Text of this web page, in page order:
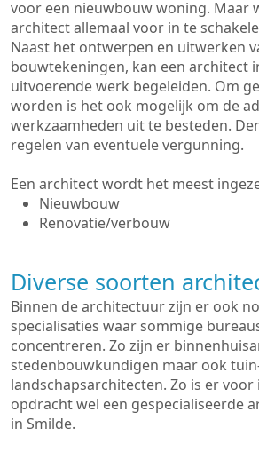
voor een nieuwbouw woning. Maar
architect allemaal voor in te
Naast het ontwerpen en uitwerken
bouwtekeningen, kan een architect
uitvoerende werk begeleiden. Om
worden is het ook mogelijk om de
werkzaamheden uit te besteden.
regelen van eventuele vergunning.
Een architect wordt het meest
Nieuwbouw
Renovatie/verbouw
Diverse soorten
Binnen de architectuur zijn er ook
specialisaties waar sommige
concentreren. Zo zijn er
stedenbouwkundigen maar ook
landschapsarchitecten. Zo is er
opdracht wel een gespecialiseerde
in Smilde.